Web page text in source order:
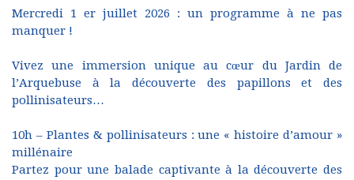
Mercredi 1 er juillet 2026 : un programme à ne pas
manquer !
Vivez une immersion unique au cœur du Jardin de
l’Arquebuse à la découverte des papillons et des
pollinisateurs…
10h – Plantes & pollinisateurs : une « histoire d’amour »
millénaire
Partez pour une balade captivante à la découverte des